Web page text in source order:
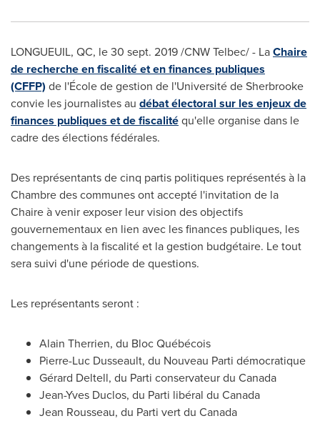
LONGUEUIL, QC, le30 sept. 2019/CNW Telbec/ - LaChaire
de recherche en fiscalité et en finances publiques
(CFFP) de l'École de gestion de l'Université deSherbrooke
convie les journalistes au débat électoral sur les enjeux de
finances publiques et de fiscalitéqu'elle organise dans le
cadre des élections fédérales.
Des représentants de cinq partis politiques représentés à la
Chambre des communes ont accepté l'invitation de la
Chaire à venir exposer leur vision des objectifs
gouvernementaux en lien avec les finances publiques, les
changements à la fiscalité et la gestion budgétaire. Le tout
sera suivi d'une période de questions.
Les représentants seront :
Alain Therrien, du Bloc Québécois
Pierre-Luc Dusseault, du Nouveau Parti démocratique
Gérard Deltell, du Parti conservateur du Canada
Jean-Yves Duclos, du Parti libéral du Canada
Jean Rousseau, du Parti vert du Canada